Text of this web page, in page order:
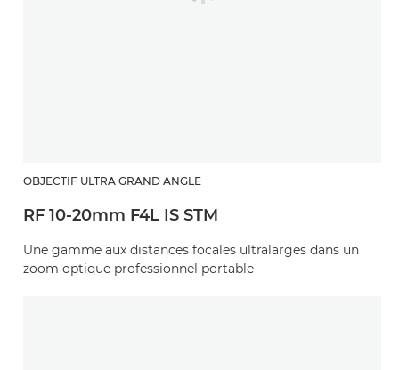
OBJECTIF ULTRA GRAND ANGLE
RF 10-20mm F4L IS STM
Une gamme aux distances focales ultralarges dans un
zoom optique professionnel portable